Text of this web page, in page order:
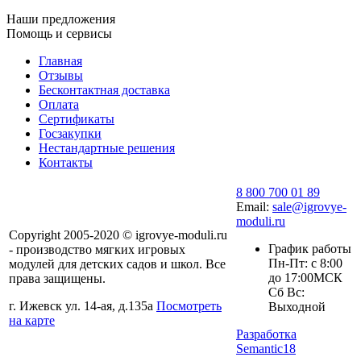
Наши предложения
Помощь и сервисы
Главная
Отзывы
Бесконтактная доставка
Оплата
Сертификаты
Госзакупки
Нестандартные решения
Контакты
Copyright 2005-2020 © igrovye-moduli.ru
- производство мягких игровых
модулей для детских садов и школ. Все
права защищены.
г. Ижевск ул. 14-ая, д.135а Посмотреть
на карте
8 800 700 01 89
Email: sale@igrovye-
moduli.ru
График работы
Пн-Пт: с 8:00
до 17:00МСК
Сб Вс:
Выходной
Разработка
Semantic18